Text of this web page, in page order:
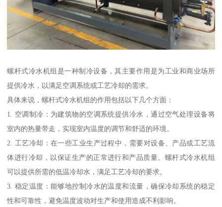
螺杆式冷水机组是一种制冷设备，其主要作用是为工业和商业场所
提供冷水，以满足空调系统或工艺冷却的需求。
具体来说，螺杆式冷水机组的作用包括以下几个方面：
1. 空调制冷：为建筑物的空调系统提供冷水，通过空气处理设备将
室内的热量带走，实现室内温度的调节和舒适的环境。
2. 工艺冷却：在一些工业生产过程中，需要对设备、产品或工艺流
体进行冷却，以保证生产的正常进行和产品质量。螺杆式冷水机组
可以提供所需的低温冷却水，满足工艺冷却的要求。
3. 稳定温度：能够地控制冷水的温度和流量，确保冷却系统的稳定
性和可靠性，避免温度波动对生产和使用造成不利影响。